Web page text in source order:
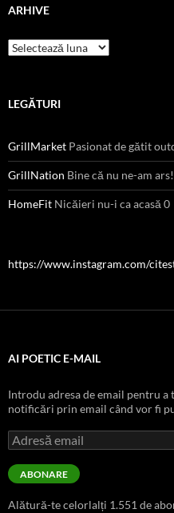
ARHIVE
Arhive
LEGĂTURI
GrillMarket Pasionat de gătit
GrillNation Bine că nu ne-am
HomeFit Nicăieri nu-i ca acasă 0
https://www.instagram.com/
AI POETIC E-MAIL
Introdu adresa de email pentru a
notificări prin email când vor fi
Adresă
email
ABONARE
Alătură-te celorlalți 1.551 de